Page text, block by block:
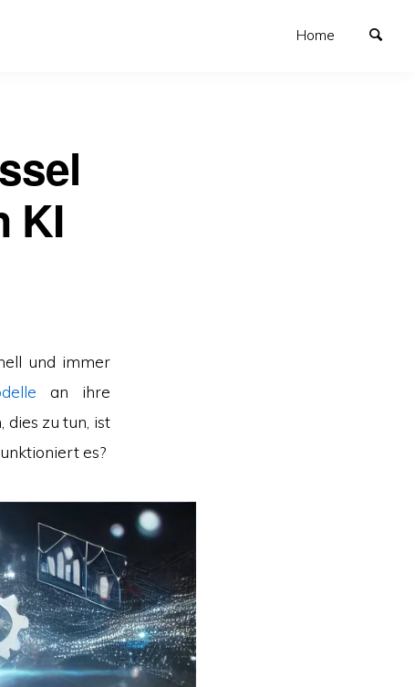
Home
KI
und immer
an ihre
dies zu tun, ist
es?